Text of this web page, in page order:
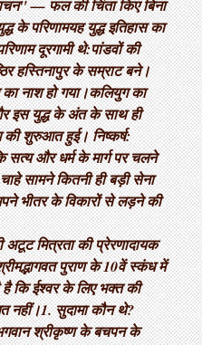
— फल की चिंता किए बिना
के परिणाम ​यह युद्ध इतिहास का
दूरगामी थे: ​पांडवों की
हस्तिनापुर के सम्राट बने।
नाश हो गया। ​कलियुग का
इस युद्ध के अंत के साथ ही
की शुरुआत हुई। निष्कर्ष:
सत्य और धर्म के मार्ग पर चलने
सामने कितनी ही बड़ी सेना
भीतर के विकारों से लड़ने की
मित्रता की प्रेरणादायक
पुराण के 10वें स्कंध में
है कि ईश्वर के लिए भक्त की
नहीं। ​1. सुदामा कौन थे?
श्रीकृष्ण के बचपन के